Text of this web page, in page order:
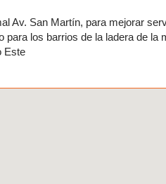
Av. San Martín, para mejorar
los barrios de la ladera de la
Este